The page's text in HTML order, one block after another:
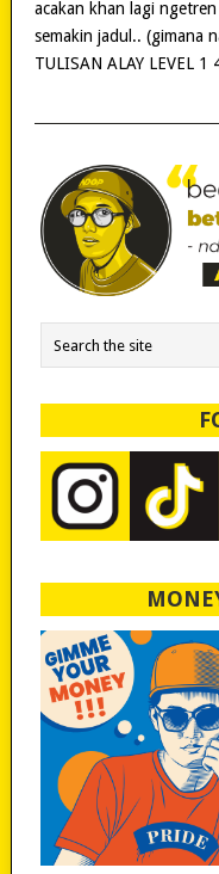
acakan khan lagi
semakin jadul.. (gimana
TULISAN ALAY LEVEL